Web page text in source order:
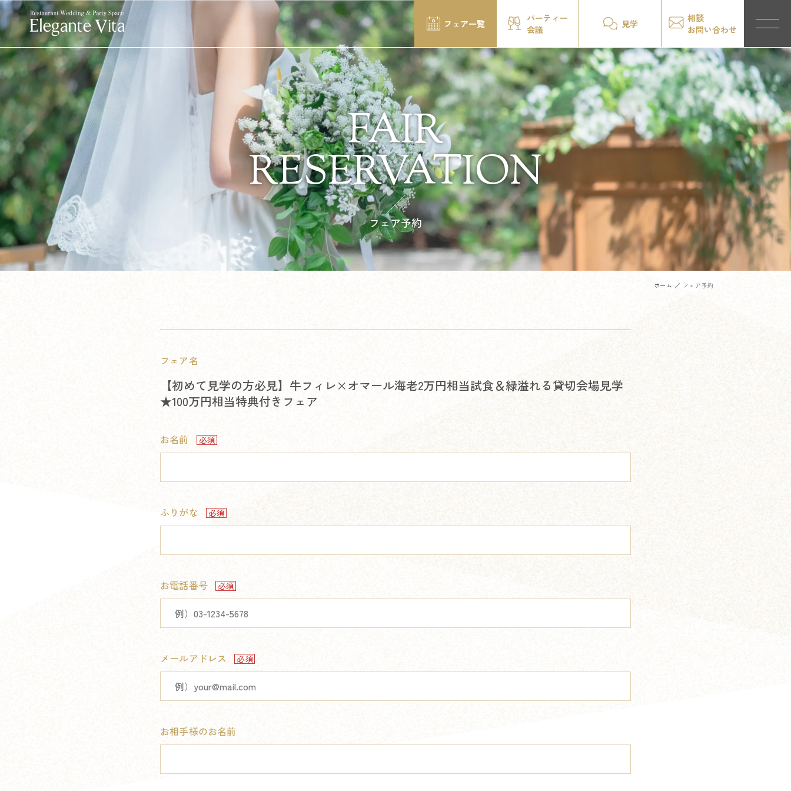
フェア一覧
パーティー
会議
見学
相談
お問い合わせ
FAIR
RESERVATION
フェア予約
ホーム フェア予約
フェア名
【初めて見学の方必見】牛フィレ×オマール海老2万円相当試食＆緑溢れる貸切会場見学
★100万円相当特典付きフェア
お名前
ふりがな
お電話番号
メールアドレス
お相手様のお名前